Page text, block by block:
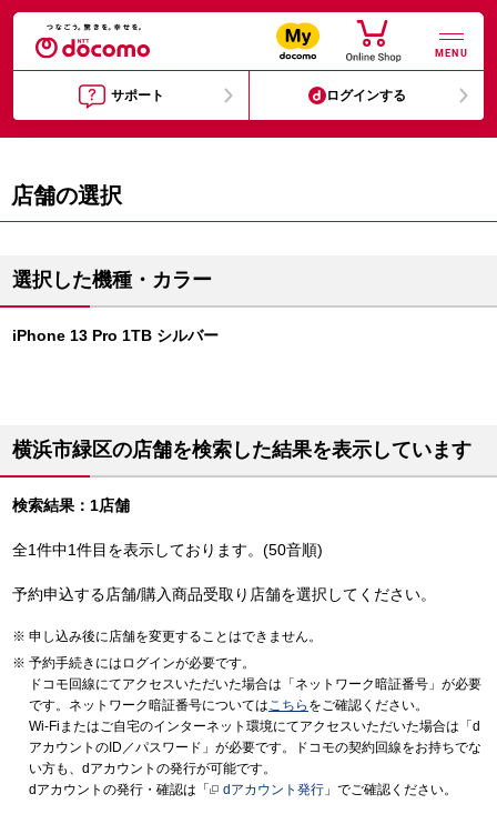
MENU
サポート ログインする
店舗の選択
選択した機種・カラー
iPhone 13 Pro 1TB シルバー
横浜市緑区の店舗を検索した結果を表示しています
検索結果：1店舗
全1件中1件目を表示しております。(50音順)
予約申込する店舗/購入商品受取り店舗を選択してください。
申し込み後に店舗を変更することはできません。
予約手続きにはログインが必要です。
ドコモ回線にてアクセスいただいた場合は「ネットワーク暗証番号」が必要
です。ネットワーク暗証番号についてはこちら をご確認ください。
Wi-Fiまたはご自宅のインターネット環境にてアクセスいただいた場合は「d
アカウントのID／パスワード」が必要です。ドコモの契約回線をお持ちでな
い方も、dアカウントの発行が可能です。
dアカウントの発行・確認は「
dアカウント発行 」でご確認ください。